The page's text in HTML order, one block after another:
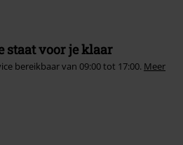
staat voor je klaar
bereikbaar van 09:00 tot 17:00. Meer